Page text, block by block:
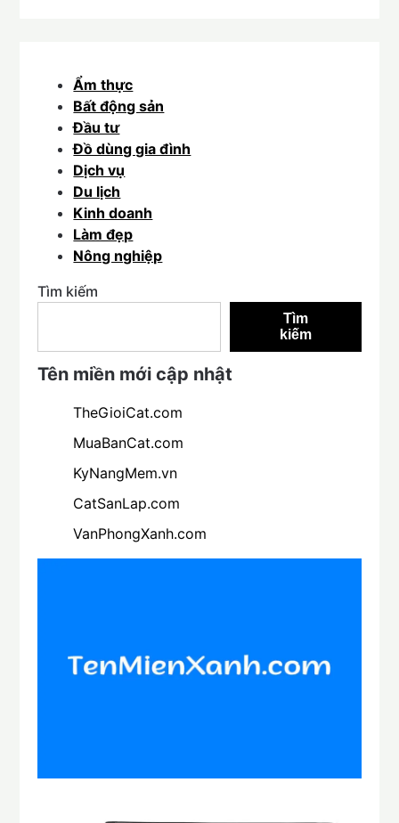
Ẩm thực
Bất động sản
Đầu tư
Đồ dùng gia đình
Dịch vụ
Du lịch
Kinh doanh
Làm đẹp
Nông nghiệp
Tìm kiếm
Tìm
kiếm
Tên miền mới cập nhật
TheGioiCat.com
MuaBanCat.com
KyNangMem.vn
CatSanLap.com
VanPhongXanh.com